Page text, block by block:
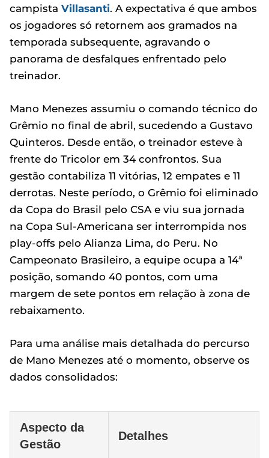
campista Villasanti. A expectativa é que ambos
os jogadores só retornem aos gramados na
temporada subsequente, agravando o
panorama de desfalques enfrentado pelo
treinador.
Mano Menezes assumiu o comando técnico do
Grêmio no final de abril, sucedendo a Gustavo
Quinteros. Desde então, o treinador esteve à
frente do Tricolor em 34 confrontos. Sua
gestão contabiliza 11 vitórias, 12 empates e 11
derrotas. Neste período, o Grêmio foi eliminado
da Copa do Brasil pelo CSA e viu sua jornada
na Copa Sul-Americana ser interrompida nos
play-offs pelo Alianza Lima, do Peru. No
Campeonato Brasileiro, a equipe ocupa a 14ª
posição, somando 40 pontos, com uma
margem de sete pontos em relação à zona de
rebaixamento.
Para uma análise mais detalhada do percurso
de Mano Menezes até o momento, observe os
dados consolidados:
Aspecto da
Gestão
Detalhes